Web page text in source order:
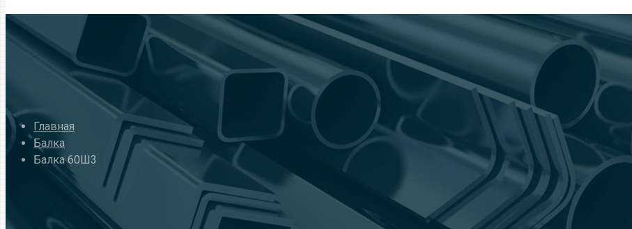
Главная
Балка
Балка 60Ш3